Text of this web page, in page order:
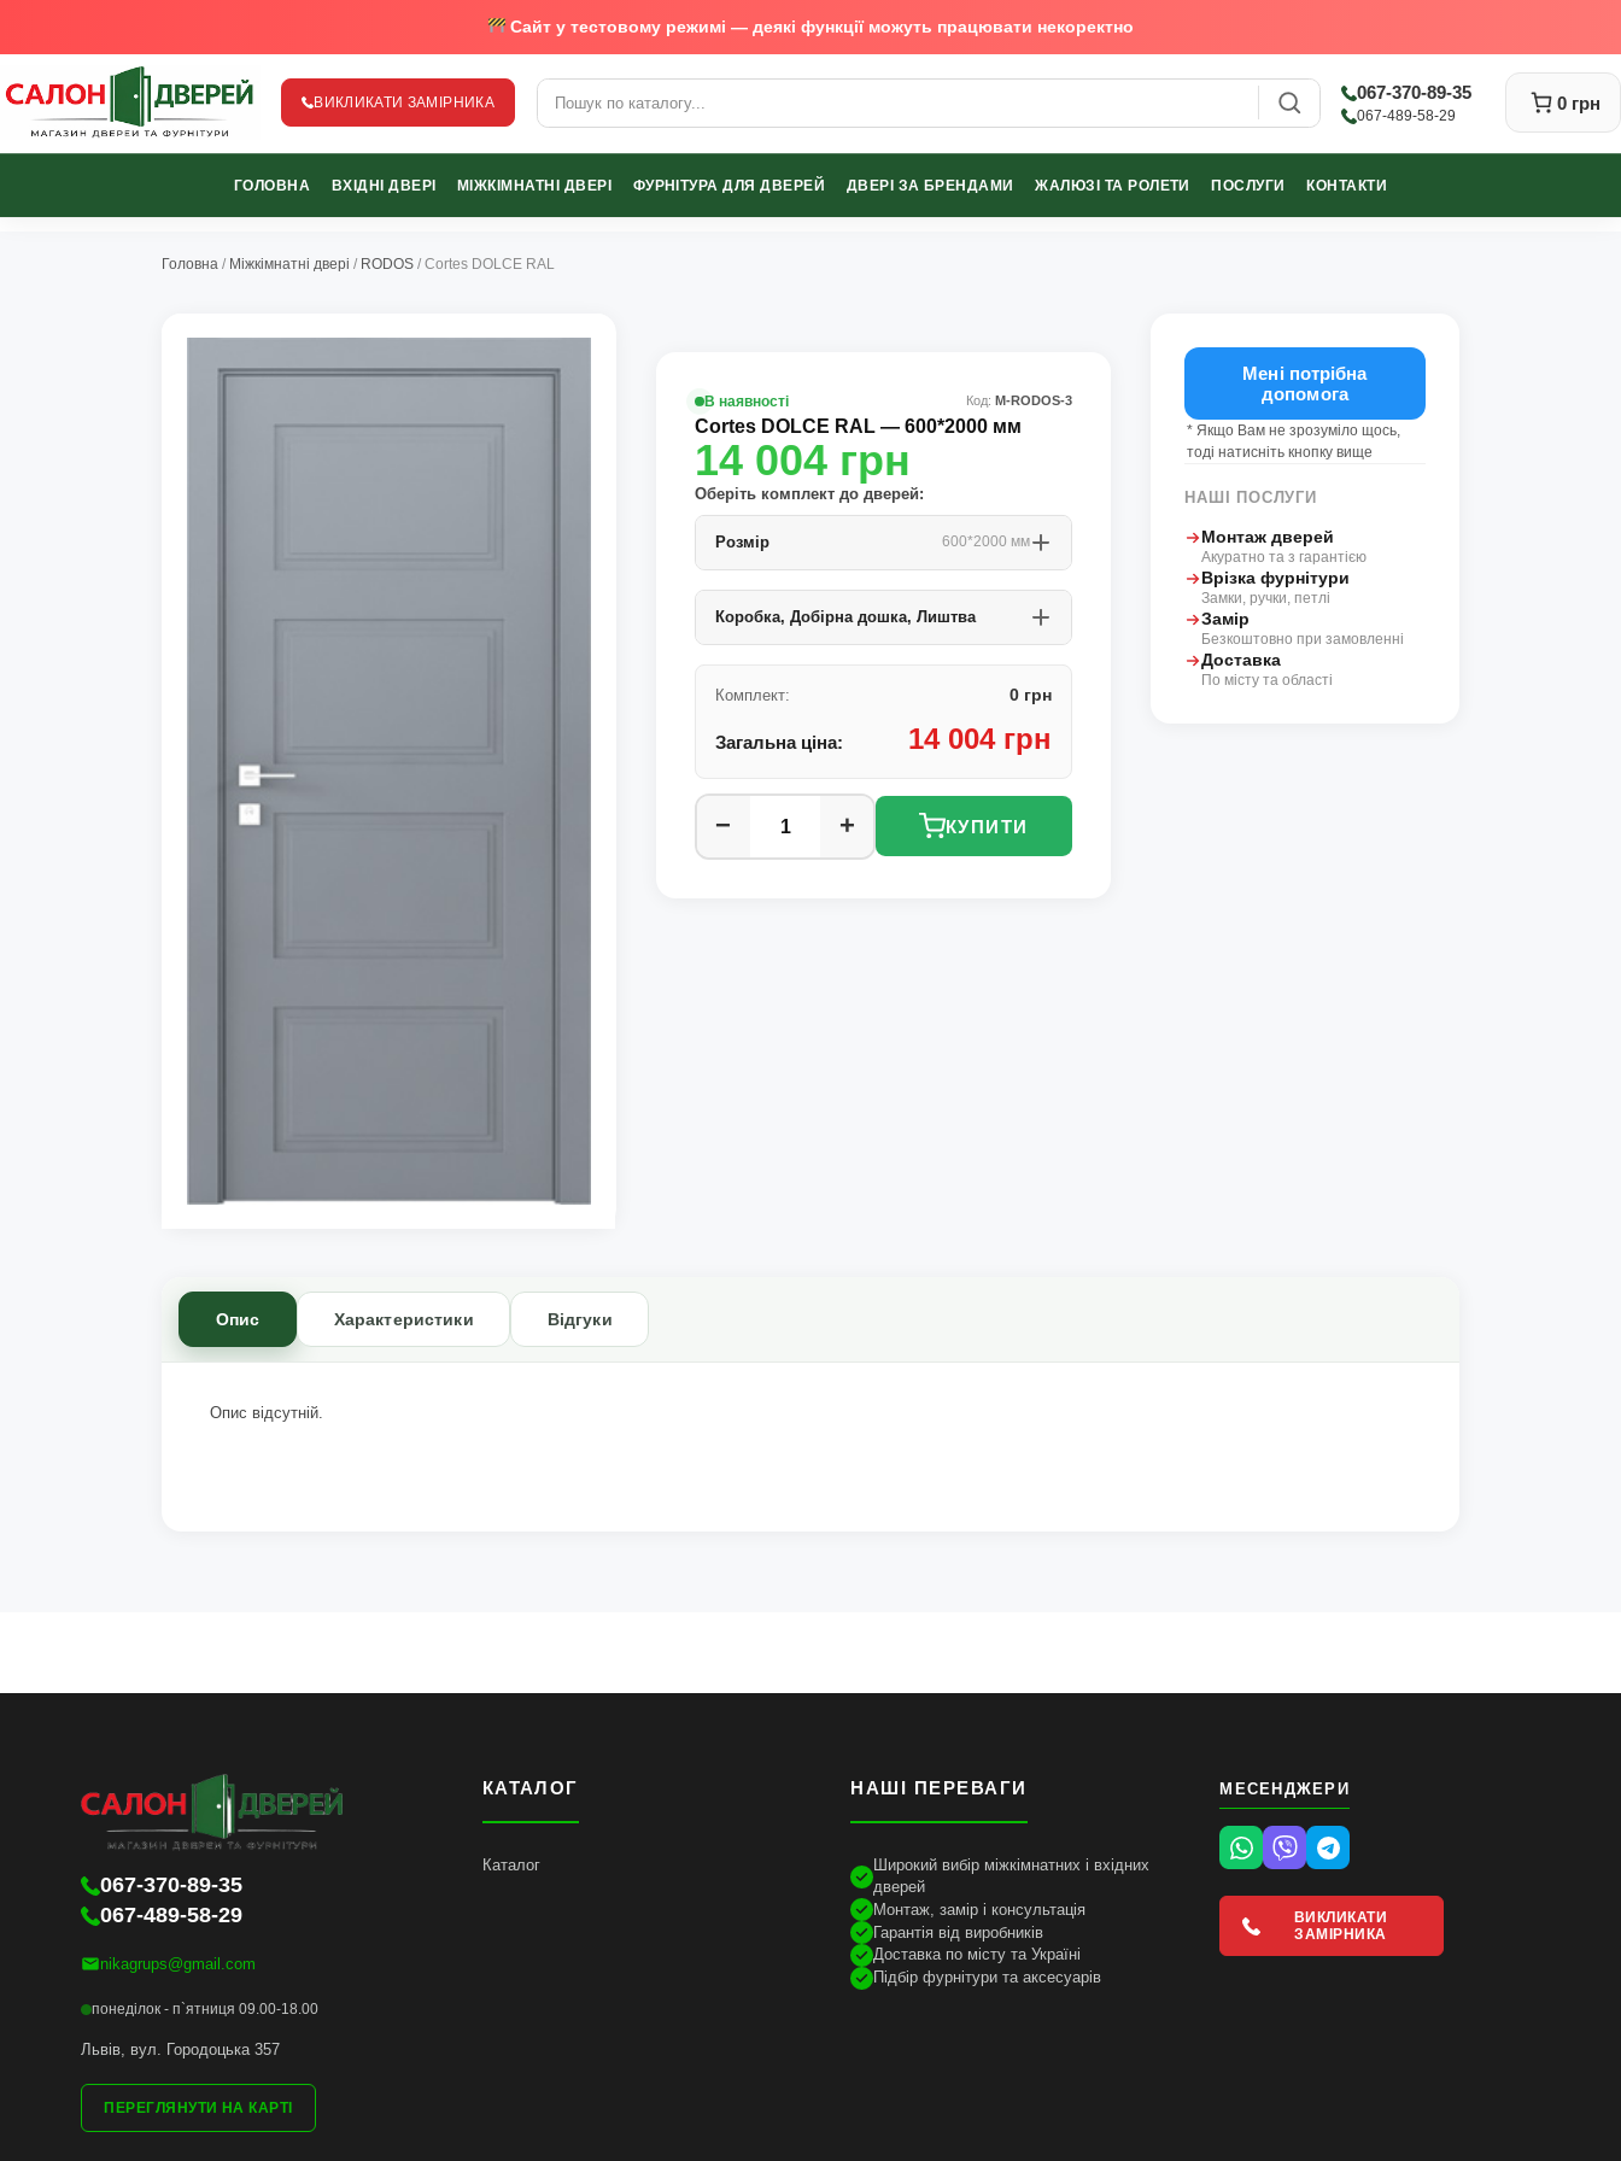
Сайт у тестовому режимі — деякі функції можуть працювати некоректно
salon-dverey.com.ua - великий каталог дверей від найкращих виробників
ВИКЛИКАТИ ЗАМІРНИКА 067-370-89-35
067-489-58-29
0 грн
067-489-58-29
ГОЛОВНА ВХІДНІ ДВЕРІ МІЖКІМНАТНІ ДВЕРІ ФУРНІТУРА ДЛЯ ДВЕРЕЙ ДВЕРІ ЗА БРЕНДАМИ ЖАЛЮЗІ ТА РОЛЕТИ ПОСЛУГИ КОНТАКТИ
Головна / Міжкімнатні двері / RODOS / Cortes DOLCE RAL
В наявності Код: М-RODOS-3
Cortes DOLCE RAL — 600*2000 мм
14 004 грн
Оберіть комплект до дверей:
Розмір 600*2000 мм
Коробка, Добірна дошка, Лиштва
Комплект: 0 грн
Загальна ціна: 14 004 грн
− + КУПИТИ
Мені потрібна
допомога
* Якщо Вам не зрозуміло щось,
тоді натисніть кнопку вище
НАШІ ПОСЛУГИ
Монтаж дверей
Акуратно та з гарантією
Врізка фурнітури
Замки, ручки, петлі
Замір
Безкоштовно при замовленні
Доставка
По місту та області
Опис Характеристики Відгуки
Опис відсутній.
067-370-89-35
067-489-58-29
nikagrups@gmail.com
понеділок - п`ятниця 09.00-18.00
Львів, вул. Городоцька 357
ПЕРЕГЛЯНУТИ НА КАРТІ
КАТАЛОГ
Каталог
НАШІ ПЕРЕВАГИ
Широкий вибір міжкімнатних і вхідних
дверей
Монтаж, замір і консультація
Гарантія від виробників
Доставка по місту та Україні
Підбір фурнітури та аксесуарів
МЕСЕНДЖЕРИ
ВИКЛИКАТИ
ЗАМІРНИКА